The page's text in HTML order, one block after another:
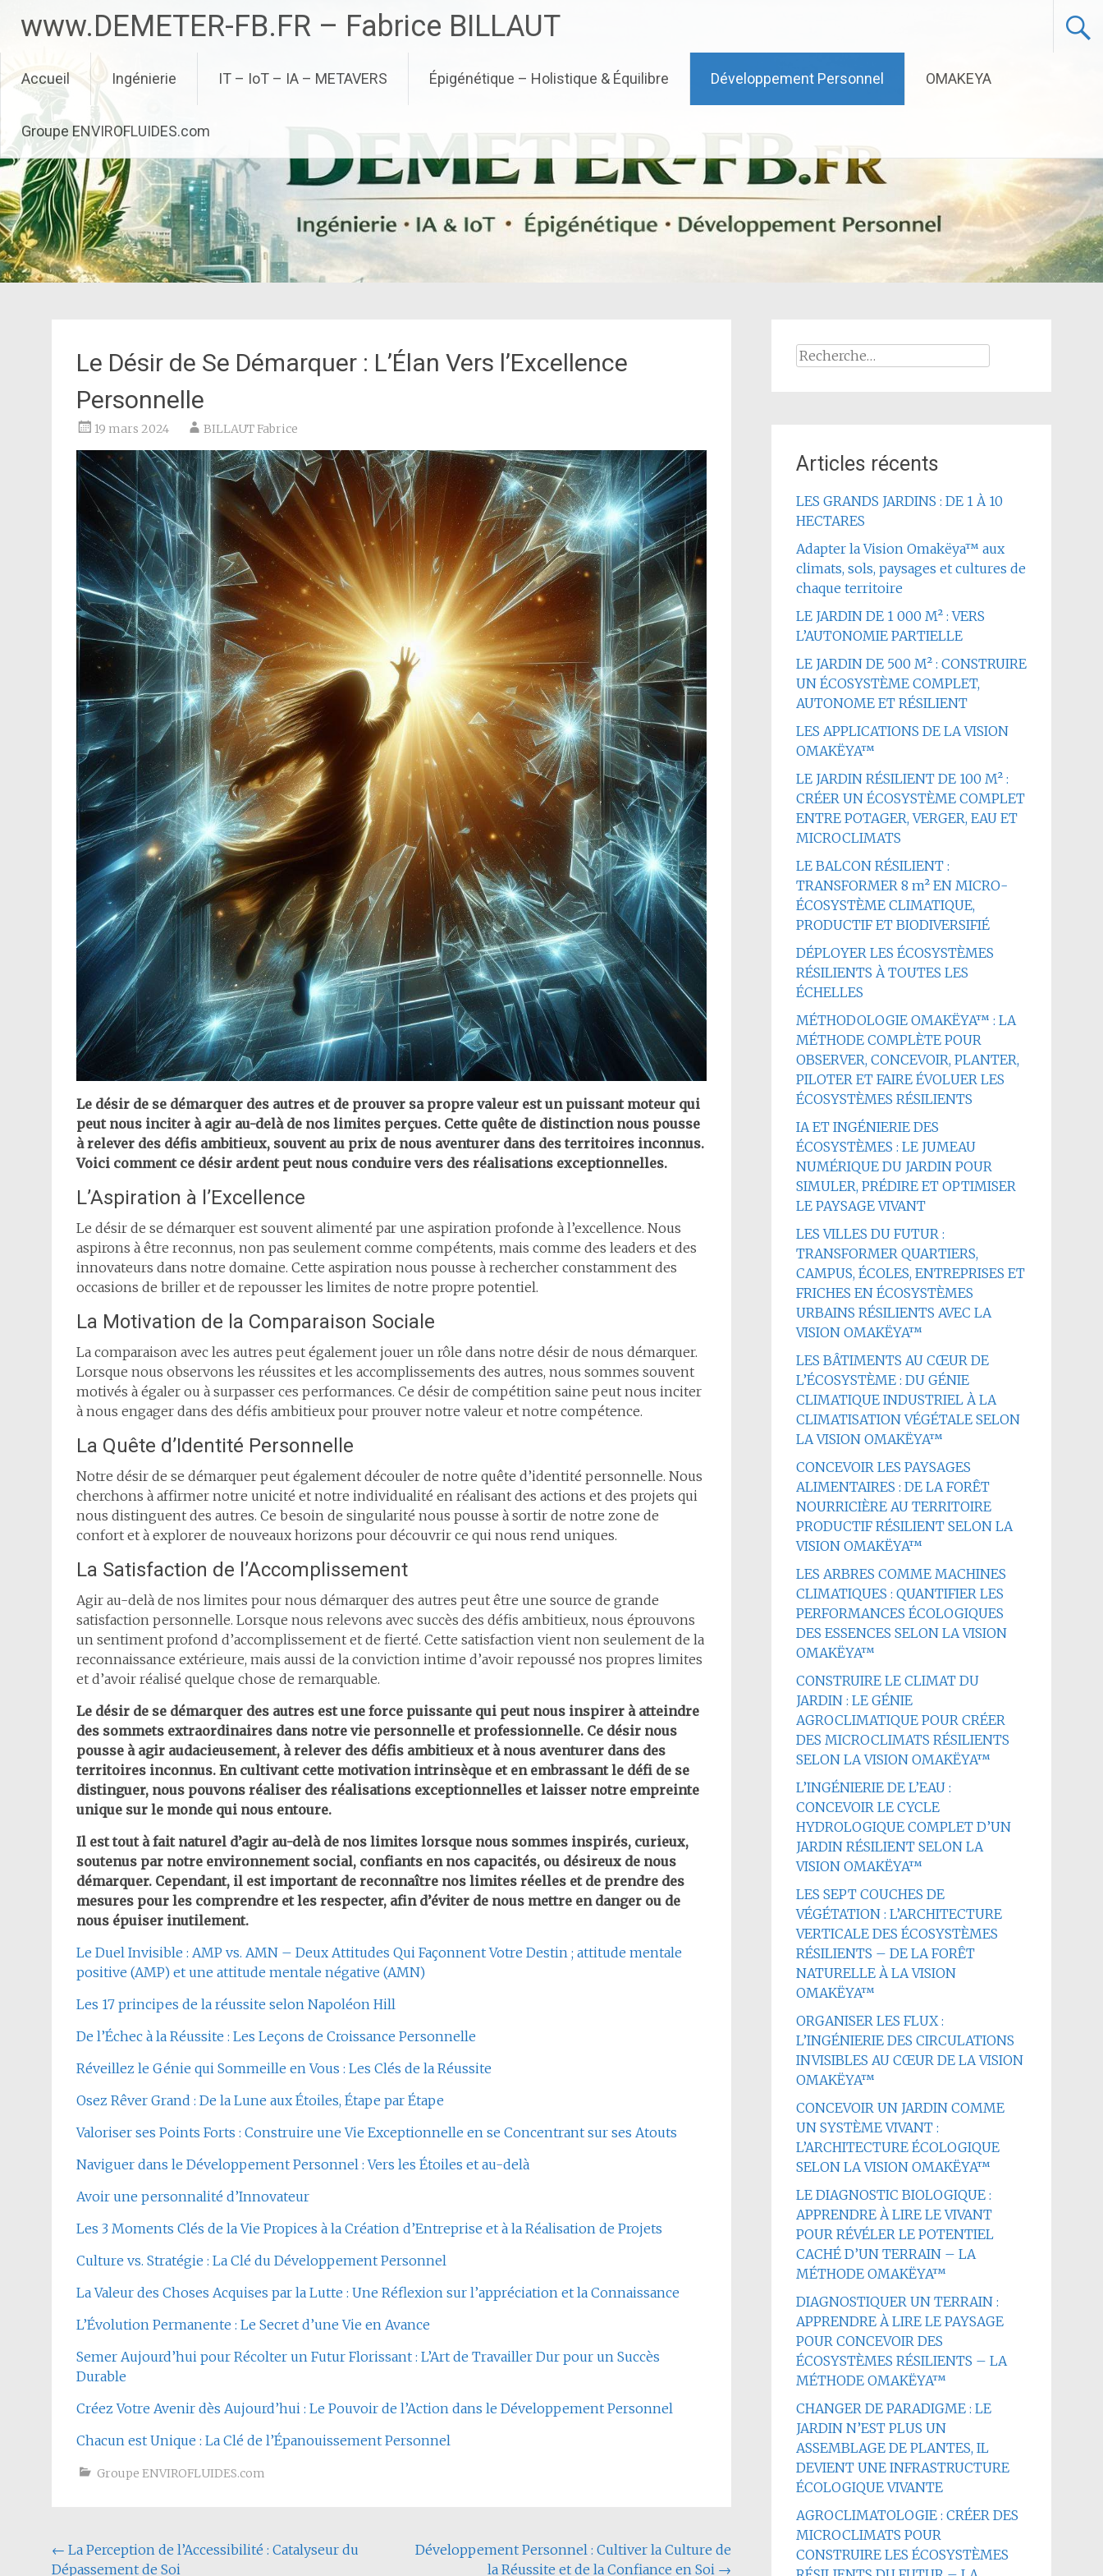
contenu
www.DEMETER-FB.FR – Fabrice BILLAUT
Accueil Ingénierie IT – IoT – IA – METAVERS Épigénétique – Holistique & Équilibre Développement Personnel OMAKEYA
Groupe ENVIROFLUIDES.com
Le Désir de Se Démarquer : L’Élan Vers l’Excellence
Personnelle
19 mars 2024 BILLAUT Fabrice
Le désir de se démarquer des autres et de prouver sa propre valeur est un puissant moteur qui
peut nous inciter à agir au-delà de nos limites perçues. Cette quête de distinction nous pousse
à relever des défis ambitieux, souvent au prix de nous aventurer dans des territoires inconnus.
Voici comment ce désir ardent peut nous conduire vers des réalisations exceptionnelles.
L’Aspiration à l’Excellence
Le désir de se démarquer est souvent alimenté par une aspiration profonde à l’excellence. Nous
aspirons à être reconnus, non pas seulement comme compétents, mais comme des leaders et des
innovateurs dans notre domaine. Cette aspiration nous pousse à rechercher constamment des
occasions de briller et de repousser les limites de notre propre potentiel.
La Motivation de la Comparaison Sociale
La comparaison avec les autres peut également jouer un rôle dans notre désir de nous démarquer.
Lorsque nous observons les réussites et les accomplissements des autres, nous sommes souvent
motivés à égaler ou à surpasser ces performances. Ce désir de compétition saine peut nous inciter
à nous engager dans des défis ambitieux pour prouver notre valeur et notre compétence.
La Quête d’Identité Personnelle
Notre désir de se démarquer peut également découler de notre quête d’identité personnelle. Nous
cherchons à affirmer notre unicité et notre individualité en réalisant des actions et des projets qui
nous distinguent des autres. Ce besoin de singularité nous pousse à sortir de notre zone de
confort et à explorer de nouveaux horizons pour découvrir ce qui nous rend uniques.
La Satisfaction de l’Accomplissement
Agir au-delà de nos limites pour nous démarquer des autres peut être une source de grande
satisfaction personnelle. Lorsque nous relevons avec succès des défis ambitieux, nous éprouvons
un sentiment profond d’accomplissement et de fierté. Cette satisfaction vient non seulement de la
reconnaissance extérieure, mais aussi de la conviction intime d’avoir repoussé nos propres limites
et d’avoir réalisé quelque chose de remarquable.
Le désir de se démarquer des autres est une force puissante qui peut nous inspirer à atteindre
des sommets extraordinaires dans notre vie personnelle et professionnelle. Ce désir nous
pousse à agir audacieusement, à relever des défis ambitieux et à nous aventurer dans des
territoires inconnus. En cultivant cette motivation intrinsèque et en embrassant le défi de se
distinguer, nous pouvons réaliser des réalisations exceptionnelles et laisser notre empreinte
unique sur le monde qui nous entoure.
Il est tout à fait naturel d’agir au-delà de nos limites lorsque nous sommes inspirés, curieux,
soutenus par notre environnement social, confiants en nos capacités, ou désireux de nous
démarquer. Cependant, il est important de reconnaître nos limites réelles et de prendre des
mesures pour les comprendre et les respecter, afin d’éviter de nous mettre en danger ou de
nous épuiser inutilement.
Le Duel Invisible : AMP vs. AMN – Deux Attitudes Qui Façonnent Votre Destin ; attitude mentale
positive (AMP) et une attitude mentale négative (AMN)
Les 17 principes de la réussite selon Napoléon Hill
De l’Échec à la Réussite : Les Leçons de Croissance Personnelle
Réveillez le Génie qui Sommeille en Vous : Les Clés de la Réussite
Osez Rêver Grand : De la Lune aux Étoiles, Étape par Étape
Valoriser ses Points Forts : Construire une Vie Exceptionnelle en se Concentrant sur ses Atouts
Naviguer dans le Développement Personnel : Vers les Étoiles et au-delà
Avoir une personnalité d’Innovateur
Les 3 Moments Clés de la Vie Propices à la Création d’Entreprise et à la Réalisation de Projets
Culture vs. Stratégie : La Clé du Développement Personnel
La Valeur des Choses Acquises par la Lutte : Une Réflexion sur l’appréciation et la Connaissance
L’Évolution Permanente : Le Secret d’une Vie en Avance
Semer Aujourd’hui pour Récolter un Futur Florissant : L’Art de Travailler Dur pour un Succès
Durable
Créez Votre Avenir dès Aujourd’hui : Le Pouvoir de l’Action dans le Développement Personnel
Chacun est Unique : La Clé de l’Épanouissement Personnel
Groupe ENVIROFLUIDES.com
Navigation
← La Perception de l’Accessibilité : Catalyseur du
Dépassement de Soi
Développement Personnel : Cultiver la Culture de
la Réussite et de la Confiance en Soi →
Rechercher :
Articles récents
LES GRANDS JARDINS : DE 1 À 10
HECTARES
Adapter la Vision Omakëya™ aux
climats, sols, paysages et cultures de
chaque territoire
LE JARDIN DE 1 000 M² : VERS
L’AUTONOMIE PARTIELLE
LE JARDIN DE 500 M² : CONSTRUIRE
UN ÉCOSYSTÈME COMPLET,
AUTONOME ET RÉSILIENT
LES APPLICATIONS DE LA VISION
OMAKËYA™
LE JARDIN RÉSILIENT DE 100 M² :
CRÉER UN ÉCOSYSTÈME COMPLET
ENTRE POTAGER, VERGER, EAU ET
MICROCLIMATS
LE BALCON RÉSILIENT :
TRANSFORMER 8 m² EN MICRO-
ÉCOSYSTÈME CLIMATIQUE,
PRODUCTIF ET BIODIVERSIFIÉ
DÉPLOYER LES ÉCOSYSTÈMES
RÉSILIENTS À TOUTES LES
ÉCHELLES
MÉTHODOLOGIE OMAKËYA™ : LA
MÉTHODE COMPLÈTE POUR
OBSERVER, CONCEVOIR, PLANTER,
PILOTER ET FAIRE ÉVOLUER LES
ÉCOSYSTÈMES RÉSILIENTS
IA ET INGÉNIERIE DES
ÉCOSYSTÈMES : LE JUMEAU
NUMÉRIQUE DU JARDIN POUR
SIMULER, PRÉDIRE ET OPTIMISER
LE PAYSAGE VIVANT
LES VILLES DU FUTUR :
TRANSFORMER QUARTIERS,
CAMPUS, ÉCOLES, ENTREPRISES ET
FRICHES EN ÉCOSYSTÈMES
URBAINS RÉSILIENTS AVEC LA
VISION OMAKËYA™
LES BÂTIMENTS AU CŒUR DE
L’ÉCOSYSTÈME : DU GÉNIE
CLIMATIQUE INDUSTRIEL À LA
CLIMATISATION VÉGÉTALE SELON
LA VISION OMAKËYA™
CONCEVOIR LES PAYSAGES
ALIMENTAIRES : DE LA FORÊT
NOURRICIÈRE AU TERRITOIRE
PRODUCTIF RÉSILIENT SELON LA
VISION OMAKËYA™
LES ARBRES COMME MACHINES
CLIMATIQUES : QUANTIFIER LES
PERFORMANCES ÉCOLOGIQUES
DES ESSENCES SELON LA VISION
OMAKËYA™
CONSTRUIRE LE CLIMAT DU
JARDIN : LE GÉNIE
AGROCLIMATIQUE POUR CRÉER
DES MICROCLIMATS RÉSILIENTS
SELON LA VISION OMAKËYA™
L’INGÉNIERIE DE L’EAU :
CONCEVOIR LE CYCLE
HYDROLOGIQUE COMPLET D’UN
JARDIN RÉSILIENT SELON LA
VISION OMAKËYA™
LES SEPT COUCHES DE
VÉGÉTATION : L’ARCHITECTURE
VERTICALE DES ÉCOSYSTÈMES
RÉSILIENTS – DE LA FORÊT
NATURELLE À LA VISION
OMAKËYA™
ORGANISER LES FLUX :
L’INGÉNIERIE DES CIRCULATIONS
INVISIBLES AU CŒUR DE LA VISION
OMAKËYA™
CONCEVOIR UN JARDIN COMME
UN SYSTÈME VIVANT :
L’ARCHITECTURE ÉCOLOGIQUE
SELON LA VISION OMAKËYA™
LE DIAGNOSTIC BIOLOGIQUE :
APPRENDRE À LIRE LE VIVANT
POUR RÉVÉLER LE POTENTIEL
CACHÉ D’UN TERRAIN – LA
MÉTHODE OMAKËYA™
DIAGNOSTIQUER UN TERRAIN :
APPRENDRE À LIRE LE PAYSAGE
POUR CONCEVOIR DES
ÉCOSYSTÈMES RÉSILIENTS – LA
MÉTHODE OMAKËYA™
CHANGER DE PARADIGME : LE
JARDIN N’EST PLUS UN
ASSEMBLAGE DE PLANTES, IL
DEVIENT UNE INFRASTRUCTURE
ÉCOLOGIQUE VIVANTE
AGROCLIMATOLOGIE : CRÉER DES
MICROCLIMATS POUR
CONSTRUIRE LES ÉCOSYSTÈMES